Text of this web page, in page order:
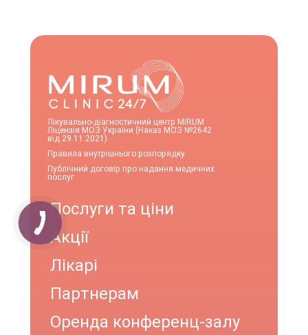
Лікувально-діагностичний центр MIRUM
Ліцензія МОЗ України (Наказ МОЗ №2642
від 29.11.2021)
Правила внутрішнього розпорядку
Публічний договір про надання медичних
послуг
Послуги та ціни
Акції
Лікарі
Партнерам
Оренда конференц-залу